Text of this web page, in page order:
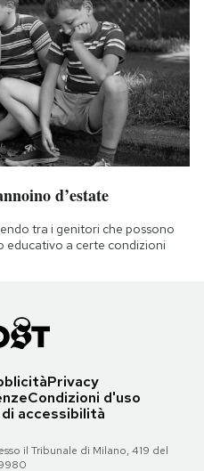
d’estate
tra i genitori che possono
educativo a certe condizioni
Privacy
Condizioni d'uso
accessibilità
il Tribunale di Milano, 419 del